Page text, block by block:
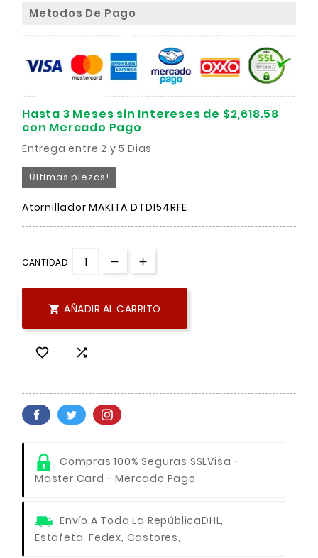
Metodos De Pago
Hasta 3 Meses sin Intereses de $2,618.58
con Mercado Pago
Entrega entre 2 y 5 Dias
Últimas piezas!
Atornillador MAKITA DTD154RFE
CANTIDAD
 AÑADIR AL CARRITO
 
Compras 100% Seguras SSLVisa -
Master Card - Mercado Pago
Envío A Toda La RepúblicaDHL,
Estafeta, Fedex, Castores,